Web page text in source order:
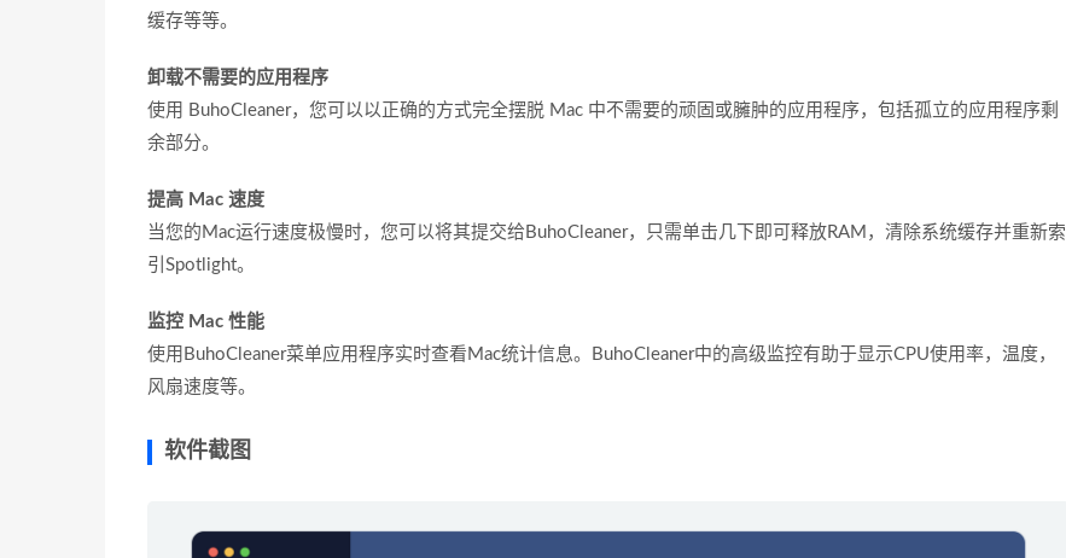
缓存等等。
卸载不需要的应用程序
使用 BuhoCleaner，您可以以正确的方式完全摆脱 Mac 中不需要的顽固或臃肿的应用程序，包括孤立的应用程序剩
余部分。
提高 Mac 速度
当您的Mac运行速度极慢时，您可以将其提交给BuhoCleaner，只需单击几下即可释放RAM，清除系统缓存并重新索
引Spotlight。
监控 Mac 性能
使用BuhoCleaner菜单应用程序实时查看Mac统计信息。BuhoCleaner中的高级监控有助于显示CPU使用率，温度，
风扇速度等。
软件截图